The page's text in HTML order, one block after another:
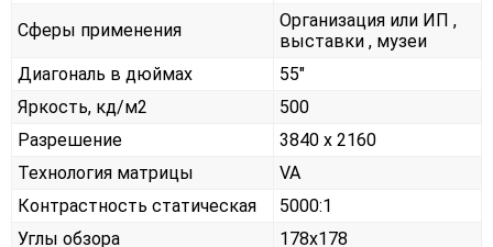
Сферы применения
Организация или ИП ,
выставки , музеи
Диагональ в дюймах
55"
Яркость, кд/м2
500
Разрешение
3840 x 2160
Технология матрицы
VA
Контрастность статическая
5000:1
Углы обзора
178x178